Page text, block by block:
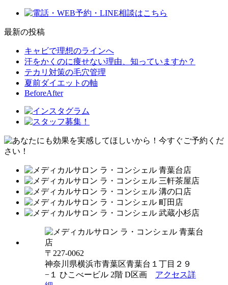
最新の投稿
キャビで理想のラインへ
汗をかくのに痩せない理由、知っていますか？
テカリ対策の毛穴管理
夏前ダイエットの軸
BeforeAfter
〒227-0062
神奈川県横浜市青葉区青葉台１丁目２９
−１ ひこべービル 2階 D区画 アクセス詳